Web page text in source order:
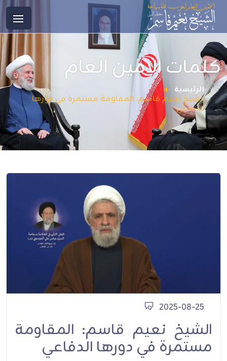
كلمات الامين العام
الرئيسية
الشيخ نعيم قاسم: المقاومة مستمرة في دورها
الدفاعي
2025-08-25
الشيخ نعيم قاسم: المقاومة
مستمرة في دورها الدفاعي